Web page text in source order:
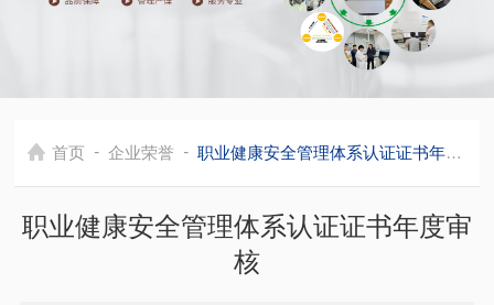
首页 - 企业荣誉 - 职业健康安全管理体系认证证书年度审核
职业健康安全管理体系认证证书年度审
核